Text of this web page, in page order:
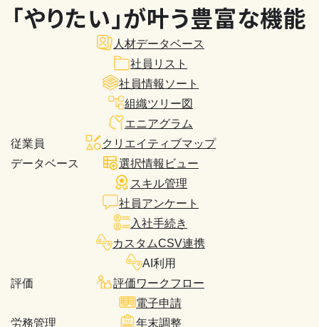
「やりたい」が叶う豊富な機能
従業員
データベース
人材データベース
社員リスト
社員情報ソート
組織ツリー図
エニアグラム
クリエイティブマップ
選択情報ビュー
スキル管理
社員アンケート
入社手続き
カスタムCSV連携
AI利用
評価
評価ワークフロー
労務管理
電子申請
年末調整